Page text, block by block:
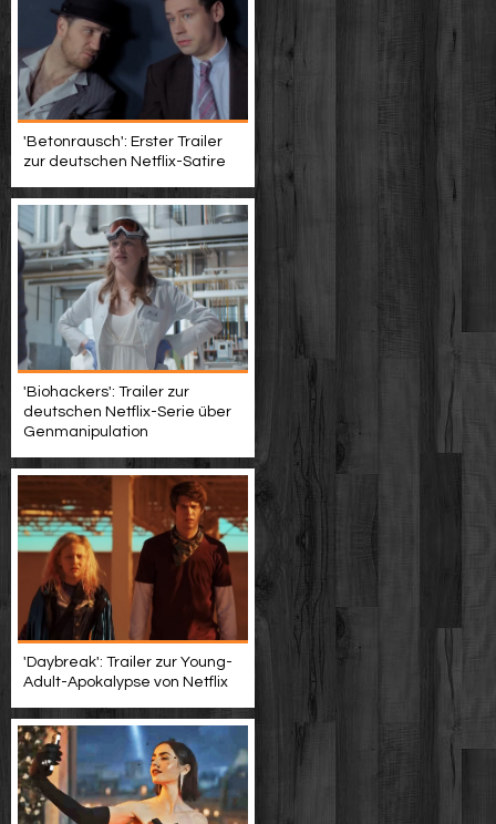
'Betonrausch': Erster Trailer
zur deutschen Netflix-Satire
'Biohackers': Trailer zur
deutschen Netflix-Serie über
Genmanipulation
'Daybreak': Trailer zur Young-
Adult-Apokalypse von Netflix